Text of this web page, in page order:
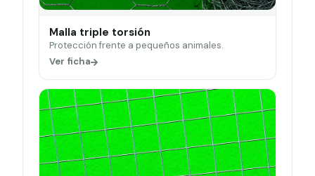
Malla triple torsión
Protección frente a pequeños animales.
Ver ficha